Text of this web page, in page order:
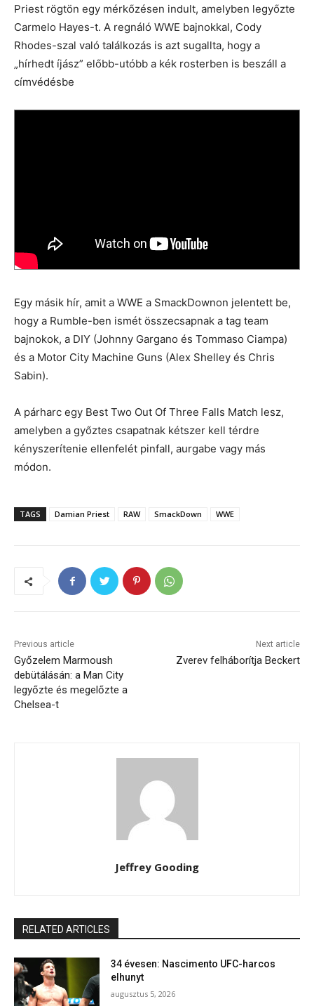
Priest rögtön egy mérkőzésen indult, amelyben legyőzte
Carmelo Hayes-t. A regnáló WWE bajnokkal, Cody
Rhodes-szal való találkozás is azt sugallta, hogy a
„hírhedt íjász” előbb-utóbb a kék rosterben is beszáll a
címvédésbe
Egy másik hír, amit a WWE a SmackDownon jelentett be,
hogy a Rumble-ben ismét összecsapnak a tag team
bajnokok, a DIY (Johnny Gargano és Tommaso Ciampa)
és a Motor City Machine Guns (Alex Shelley és Chris
Sabin).
A párharc egy Best Two Out Of Three Falls Match lesz,
amelyben a győztes csapatnak kétszer kell térdre
kényszerítenie ellenfelét pinfall, aurgabe vagy más
módon.
TAGS Damian Priest RAW SmackDown WWE
Previous article
Győzelem Marmoush
debütálásán: a Man City
legyőzte és megelőzte a
Chelsea-t
Next article
Zverev felháborítja Beckert
Jeffrey Gooding
RELATED ARTICLES
34 évesen: Nascimento UFC-harcos
elhunyt
augusztus 5, 2026